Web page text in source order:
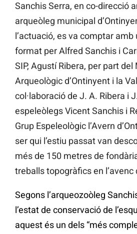
Sanchis Serra, en co-direcció
arqueòleg municipal
l’actuació, es va comptar
format per Alfred Sanchis i
SIP, Agustí Ribera, per part del
Arqueològic d’Ontinyent i la
col·laboració de J. A. Ribera i
espeleòlegs Vicent Sanchis i
Grup Espeleològic l’Avern
ser qui l’estiu passat van
més de 150 metres de
treballs topogràfics en l’avenc
Segons l’arqueozoòleg
l’estat de conservació de
aquest és un dels “més